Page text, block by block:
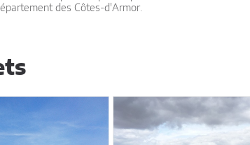
des Côtes-d'Armor.